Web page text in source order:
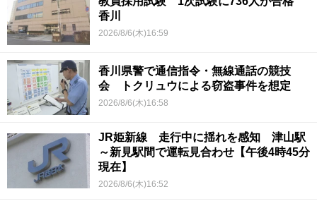
香川
2026/8/6(木)16:59
香川県警で通信指令・無線通話の競技
会 トクリュウによる窃盗事件を想定
2026/8/6(木)16:58
JR姫新線 走行中に揺れを感知 津山駅
～新見駅間で運転見合わせ【午後4時45分
現在】
2026/8/6(木)16:52